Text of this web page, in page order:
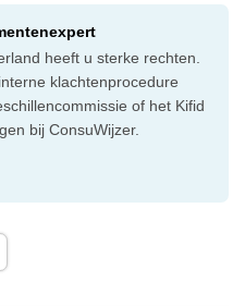
heeft u sterke rechten.
klachtenprocedure
of het Kifid
bij ConsuWijzer.